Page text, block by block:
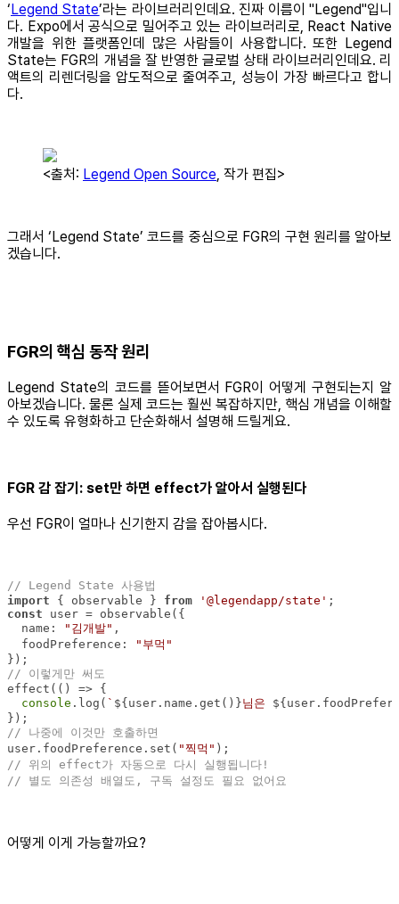
‘ Legend State’라는 라이브러리인데요. 진짜 이름이 "Legend"입니
다. Expo에서 공식으로 밀어주고 있는 라이브러리로, React Native
개발을 위한 플랫폼인데 많은 사람들이 사용합니다. 또한 Legend
State는 FGR의 개념을 잘 반영한 글로벌 상태 라이브러리인데요. 리
액트의 리렌더링을 압도적으로 줄여주고, 성능이 가장 빠르다고 합니
다.
<출처: Legend Open Source, 작가 편집>
그래서 ‘Legend State’ 코드를 중심으로 FGR의 구현 원리를 알아보
겠습니다.
FGR의 핵심 동작 원리
Legend State의 코드를 뜯어보면서 FGR이 어떻게 구현되는지 알
아보겠습니다. 물론 실제 코드는 훨씬 복잡하지만, 핵심 개념을 이해할
수 있도록 유형화하고 단순화해서 설명해 드릴게요.
FGR 감 잡기: set만 하면 effect가 알아서 실행된다
우선 FGR이 얼마나 신기한지 감을 잡아봅시다.
// Legend State 사용법
import { observable } from '@legendapp/state'
const
name : "김개발"
foodPreference :
"부먹"
// 이렇게만 써도
effect( () =>
console .log( ` ${user.name.get()}님은
// 나중에 이것만 호출하면
user.foodPreference.set( "찍먹"
// 위의 effect가 자동으로 다시 실행됩니다!
// 별도 의존성 배열도, 구독 설정도 필요 없어요
어떻게 이게 가능할까요?